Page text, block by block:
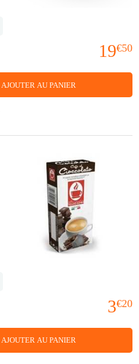
19€50
AJOUTER AU PANIER
3€20
AJOUTER AU PANIER